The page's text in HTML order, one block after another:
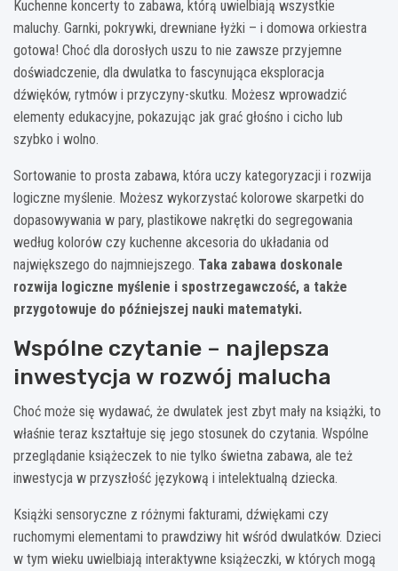
Kuchenne koncerty to zabawa, którą uwielbiają wszystkie
maluchy. Garnki, pokrywki, drewniane łyżki – i domowa orkiestra
gotowa! Choć dla dorosłych uszu to nie zawsze przyjemne
doświadczenie, dla dwulatka to fascynująca eksploracja
dźwięków, rytmów i przyczyny-skutku. Możesz wprowadzić
elementy edukacyjne, pokazując jak grać głośno i cicho lub
szybko i wolno.
Sortowanie to prosta zabawa, która uczy kategoryzacji i rozwija
logiczne myślenie. Możesz wykorzystać kolorowe skarpetki do
dopasowywania w pary, plastikowe nakrętki do segregowania
według kolorów czy kuchenne akcesoria do układania od
największego do najmniejszego. Taka zabawa doskonale
rozwija logiczne myślenie i spostrzegawczość, a także
przygotowuje do późniejszej nauki matematyki.
Wspólne czytanie – najlepsza
inwestycja w rozwój malucha
Choć może się wydawać, że dwulatek jest zbyt mały na książki, to
właśnie teraz kształtuje się jego stosunek do czytania. Wspólne
przeglądanie książeczek to nie tylko świetna zabawa, ale też
inwestycja w przyszłość językową i intelektualną dziecka.
Książki sensoryczne z różnymi fakturami, dźwiękami czy
ruchomymi elementami to prawdziwy hit wśród dwulatków. Dzieci
w tym wieku uwielbiają interaktywne książeczki, w których mogą